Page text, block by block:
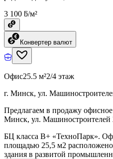
3 100 ƃ/м²
Конвертер валют
Офис25.5 м²2/4 этаж
г. Минск, ул.
Предлагаем в продажу
Минск, ул. Машиностроителей
БЦ класcа B+ «ТехноПарк».
площадью 25,5 м2
здания в развитой